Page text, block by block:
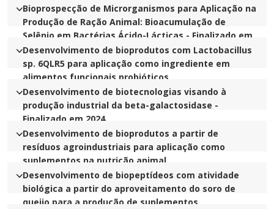
Bioprospecção de Microrganismos para Aplicação na
Produção de Ração Animal: Bioacumulação de
Selênio em Bactérias Ácido-Lácticas - Finalizado em
2023
Desenvolvimento de bioprodutos com Lactobacillus
sp. 6QLR5 para aplicação como ingrediente em
alimentos funcionais probióticos
Desenvolvimento de biotecnologias visando à
produção industrial da beta-galactosidase -
Finalizado em 2024
Desenvolvimento de bioprodutos a partir de
resíduos agroindustriais para aplicação como
suplementos na nutrição animal
Desenvolvimento de biopeptídeos com atividade
biológica a partir do aproveitamento do soro de
queijo para a produção de suplementos